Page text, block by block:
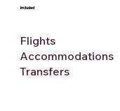
Included
Flights
Accommodations
Transfers